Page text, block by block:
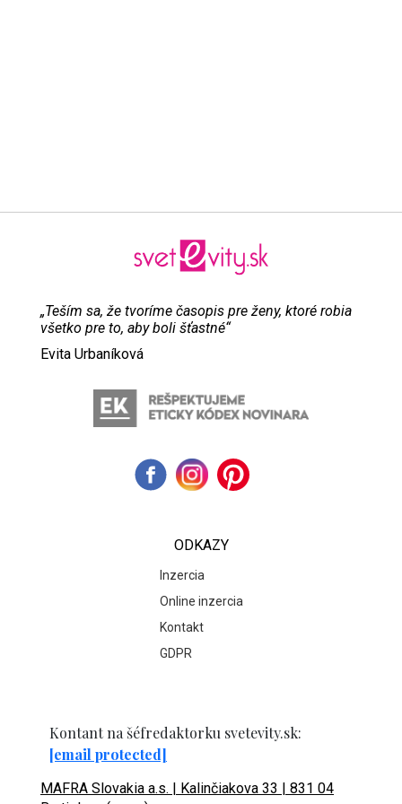
„Teším sa, že tvoríme časopis pre ženy, ktoré robia
všetko pre to, aby boli šťastné“
Evita Urbaníková
ODKAZY
Inzercia
Online inzercia
Kontakt
GDPR
Kontant na šéfredaktorku svetevity.sk:
[email protected]
MAFRA Slovakia a.s. | Kalinčiakova 33 | 831 04